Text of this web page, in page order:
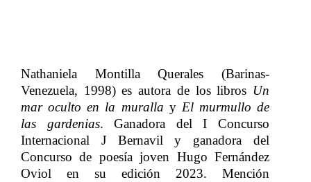
Nathaniela Montilla Querales (Barinas-
Venezuela, 1998)​​ es ​​autora de los libros ​​ Un
mar oculto en la muralla​​ y​​ El murmullo de
las gardenias. Ganadora del I Concurso
Internacional J Bernavil y ganadora del
Concurso de poesía joven​​ Hugo Fernández
Oviol en su edición 2023. Mención